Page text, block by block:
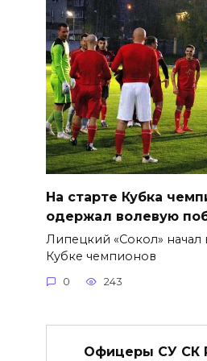
На старте Кубка
одержал волевую
Липецкий «Сокол» начал
Кубке чемпионов
0 243
Офицеры СУ СК